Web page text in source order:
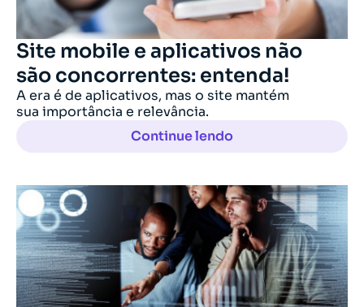
Site mobile e aplicativos não
são concorrentes: entenda!
A era é de aplicativos, mas o site mantém
sua importância e relevância.
Continue lendo